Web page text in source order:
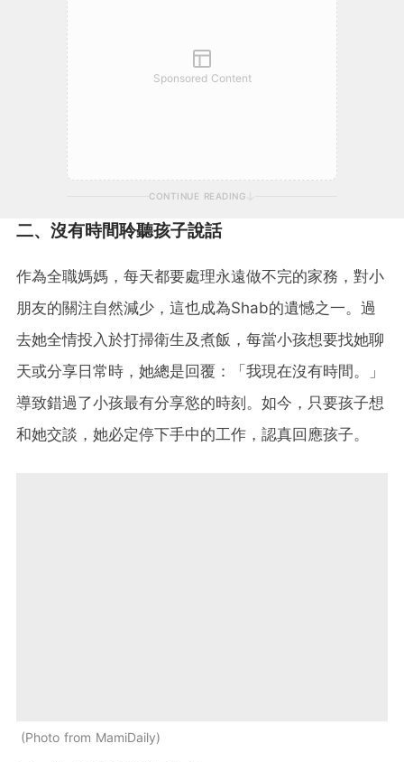
Sponsored Content
CONTINUE READING
二、沒有時間聆聽孩子說話
作為全職媽媽，每天都要處理永遠做不完的家務，對小
朋友的關注自然減少，這也成為Shab的遺憾之一。過
去她全情投入於打掃衛生及煮飯，每當小孩想要找她聊
天或分享日常時，她總是回覆：「我現在沒有時間。」
導致錯過了小孩最有分享慾的時刻。如今，只要孩子想
和她交談，她必定停下手中的工作，認真回應孩子。
Photo from MamiDaily